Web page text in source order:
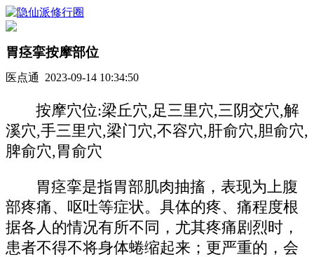
胃痉挛按摩部位
医点通 2023-09-14 10:34:50
按摩穴位:梁丘穴,足三里穴,三阴交穴,解
溪穴,手三里穴,梁门穴,不容穴,肝俞穴,胆俞穴,
脾俞穴,胃俞穴
胃痉挛是指胃部肌肉抽搐，表现为上腹
部疼痛、呕吐等症状。具体的疼、痛程度根
据各人的情况有所不同，尤其疼痛剧烈时，
患者不得不将身体蜷缩起来；更严重的，会